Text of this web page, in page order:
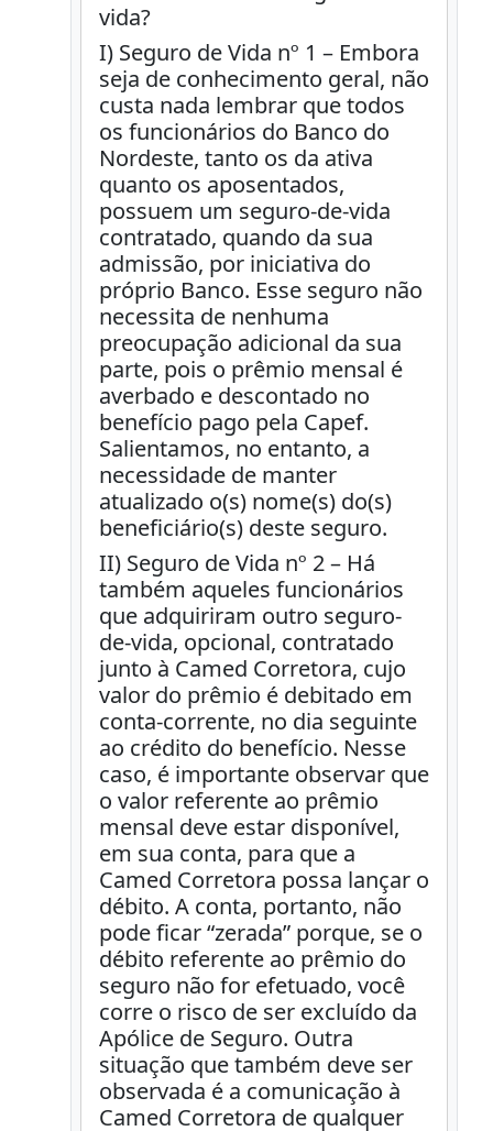
vida?
I) Seguro de Vida nº 1 – Embora
seja de conhecimento geral, não
custa nada lembrar que todos
os funcionários do Banco do
Nordeste, tanto os da ativa
quanto os aposentados,
possuem um seguro-de-vida
contratado, quando da sua
admissão, por iniciativa do
próprio Banco. Esse seguro não
necessita de nenhuma
preocupação adicional da sua
parte, pois o prêmio mensal é
averbado e descontado no
benefício pago pela Capef.
Salientamos, no entanto, a
necessidade de manter
atualizado o(s) nome(s) do(s)
beneficiário(s) deste seguro.
II) Seguro de Vida nº 2 – Há
também aqueles funcionários
que adquiriram outro seguro-
de-vida, opcional, contratado
junto à Camed Corretora, cujo
valor do prêmio é debitado em
conta-corrente, no dia seguinte
ao crédito do benefício. Nesse
caso, é importante observar que
o valor referente ao prêmio
mensal deve estar disponível,
em sua conta, para que a
Camed Corretora possa lançar o
débito. A conta, portanto, não
pode ficar “zerada” porque, se o
débito referente ao prêmio do
seguro não for efetuado, você
corre o risco de ser excluído da
Apólice de Seguro. Outra
situação que também deve ser
observada é a comunicação à
Camed Corretora de qualquer